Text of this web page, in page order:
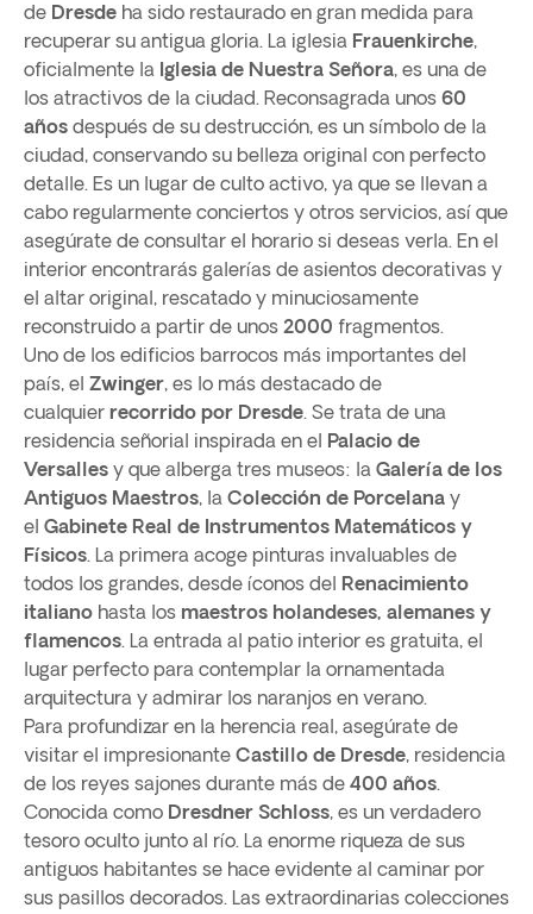
de Dresde ha sido restaurado en gran medida para
recuperar su antigua gloria. La iglesia Frauenkirche,
oficialmente la Iglesia de Nuestra Señora, es una de
los atractivos de la ciudad. Reconsagrada unos 60
años después de su destrucción, es un símbolo de la
ciudad, conservando su belleza original con perfecto
detalle. Es un lugar de culto activo, ya que se llevan a
cabo regularmente conciertos y otros servicios, así que
asegúrate de consultar el horario si deseas verla. En el
interior encontrarás galerías de asientos decorativas y
el altar original, rescatado y minuciosamente
reconstruido a partir de unos 2000 fragmentos.
Uno de los edificios barrocos más importantes del
país, el Zwinger, es lo más destacado de
cualquier recorrido por Dresde. Se trata de una
residencia señorial inspirada en el Palacio de
Versalles y que alberga tres museos: la Galería de los
Antiguos Maestros, la Colección de Porcelana y
el Gabinete Real de Instrumentos Matemáticos y
Físicos. La primera acoge pinturas invaluables de
todos los grandes, desde íconos del Renacimiento
italiano hasta los maestros holandeses, alemanes y
flamencos. La entrada al patio interior es gratuita, el
lugar perfecto para contemplar la ornamentada
arquitectura y admirar los naranjos en verano.
Para profundizar en la herencia real, asegúrate de
visitar el impresionante Castillo de Dresde, residencia
de los reyes sajones durante más de 400 años.
Conocida como Dresdner Schloss, es un verdadero
tesoro oculto junto al río. La enorme riqueza de sus
antiguos habitantes se hace evidente al caminar por
sus pasillos decorados. Las extraordinarias colecciones